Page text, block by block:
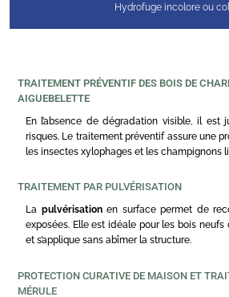
Hydrofuge incolore ou
TRAITEMENT PRÉVENTIF DES BOIS DE
AIGUEBELETTE
En l’absence de dégradation visible, il est
risques. Le traitement préventif assure une
les insectes xylophages et les champignons
TRAITEMENT PAR PULVÉRISATION
La pulvérisationen surface permet de
exposées. Elle est idéale pour les bois neufs
et s’applique sans abîmer la structure.
PROTECTION CURATIVE DE MAISON ET
MÉRULE